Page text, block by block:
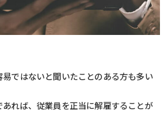
ではないと聞いたことのある方も多い
れば、従業員を正当に解雇することが